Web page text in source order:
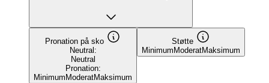
Pronation på sko
Neutral:
Neutral
Pronation:
Minimum ModeratMaksimum
Støtte
Minimum ModeratMaksimum